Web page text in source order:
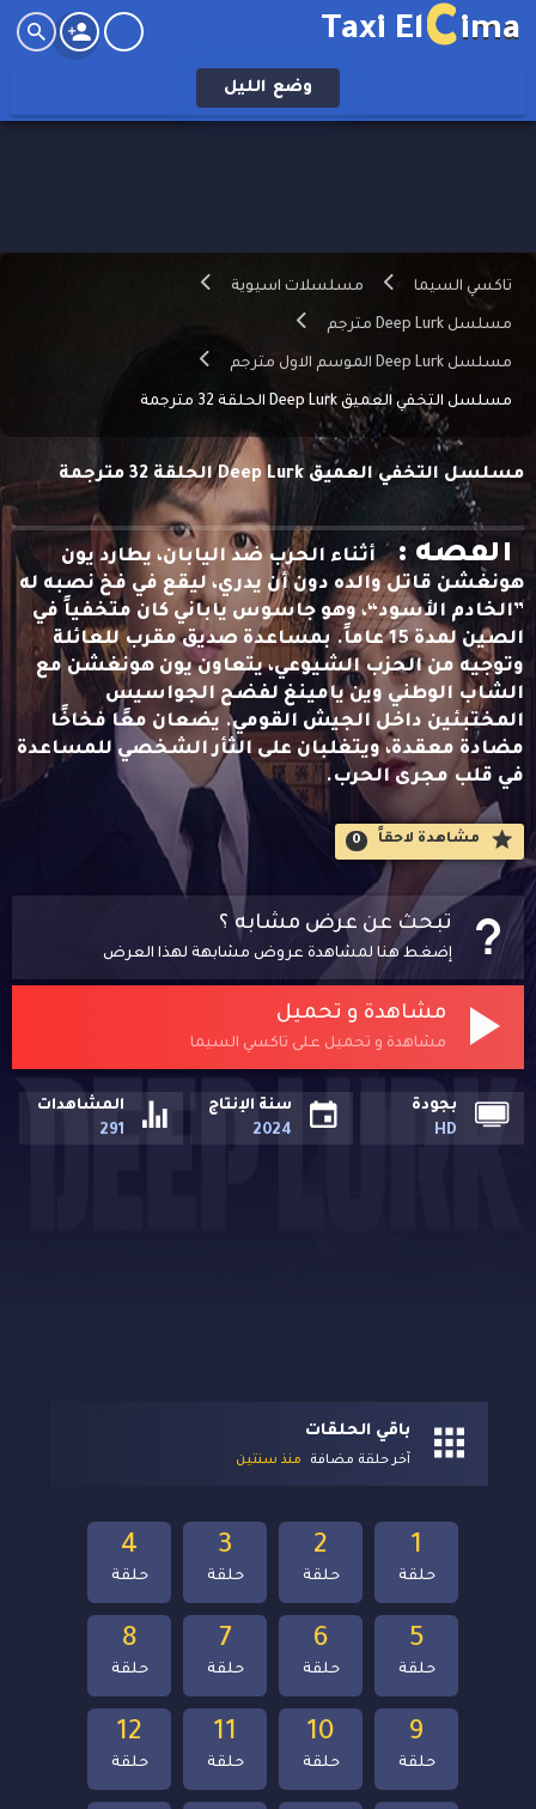
Taxi ElCima
وضع الليل
تاكسي السيما مسلسلات اسيوية
مسلسل Deep Lurk مترجم
مسلسل Deep Lurk الموسم الاول مترجم
مسلسل التخفي العميق Deep Lurk الحلقة 32 مترجمة
مسلسل التخفي العميق Deep Lurk الحلقة 32 مترجمة
القصه : أثناء الحرب ضد اليابان، يطارد يون
هونغشن قاتل والده دون أن يدري، ليقع في فخ نصبه له
”الخادم الأسود“، وهو جاسوس ياباني كان متخفياً في
الصين لمدة 15 عاماً. بمساعدة صديق مقرب للعائلة
وتوجيه من الحزب الشيوعي، يتعاون يون هونغشن مع
الشاب الوطني وين يامينغ لفضح الجواسيس
المختبئين داخل الجيش القومي. يضعان معًا فخاخًا
مضادة معقدة، ويتغلبان على الثأر الشخصي للمساعدة
في قلب مجرى الحرب.
مشاهدة لاحقاََ 0
تبحث عن عرض مشابه ؟
إضغط هنا لمشاهدة عروض مشابهة لهذا العرض
مشاهدة و تحميل
مشاهدة و تحميل على تاكسي السيما
بجودة
HD
سنة الإنتاج
2024
المشاهدات
291
باقي الحلقات
آخر حلقة مضافة منذ سنتين
12
حلقة
11
حلقة
10
حلقة
9
حلقة
8
حلقة
7
حلقة
6
حلقة
5
حلقة
4
حلقة
3
حلقة
2
حلقة
1
حلقة